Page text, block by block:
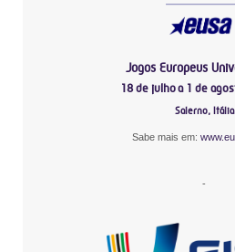
Jogos Europeus
18 de julho a 1 de
Salerno, Itália
Sabe mais em:
-